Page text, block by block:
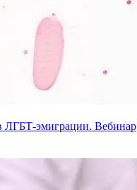
ЛГБТ-эмиграции. Вебинар